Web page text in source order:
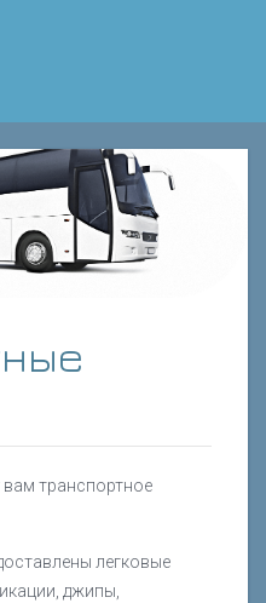
транспортное
легковые
джипы,